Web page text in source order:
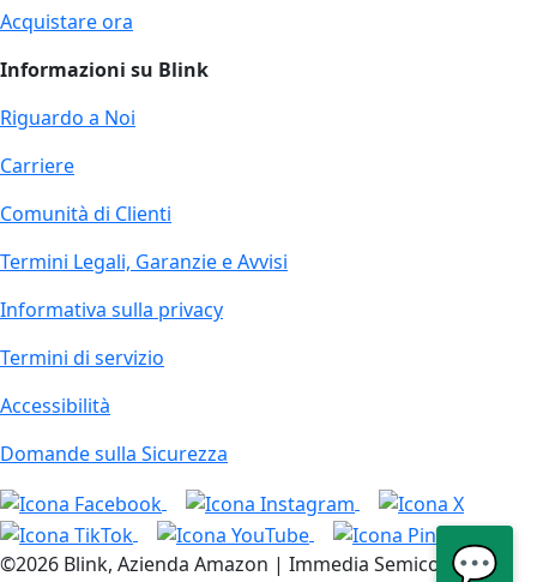
Acquistare ora
Informazioni su Blink
Riguardo a Noi
Carriere
Comunità di Clienti
Termini Legali, Garanzie e Avvisi
Informativa sulla privacy
Termini di servizio
Accessibilità
Domande sulla Sicurezza
©2026 Blink, Azienda Amazon | Immedia Semiconductor,
💬